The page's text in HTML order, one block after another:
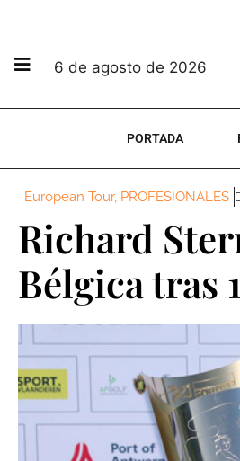
6 de agosto de 2026
PORTADA
European Tour, PROFESIONALES
Richard
Bélgica tras